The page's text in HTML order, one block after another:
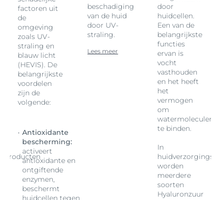
factoren uit
de
omgeving
zoals UV-
straling en
blauw licht
(HEVIS). De
belangrijkste
voordelen
zijn de
volgende:
Antioxidante
bescherming:
activeert
antioxidante en
ontgiftende
enzymen,
beschermt
huidcellen tegen
beschadiging
van de huid
door UV-
straling.
Lees meer
door
huidcellen.
Een van de
belangrijkste
functies
ervan is
vocht
vasthouden
en het heeft
het
vermogen
om
watermoleculen
te binden.
In
worden
meerdere
soorten
Hyaluronzuur